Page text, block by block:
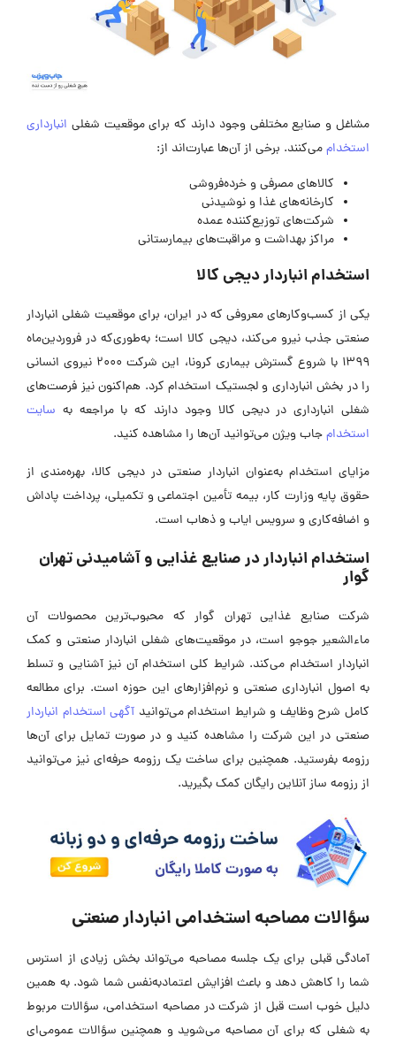
مشاغل و صنایع مختلفی وجود دارند که برای موقعیت شغلی انبارداری
استخداممی‌کنند. برخی از آن‌ها عبارت‌اند از:
کالاهای مصرفی و خرده‌فروشی
کارخانه‌های غذا و نوشیدنی
شرکت‌های توزیع‌کننده عمده
مراکز بهداشت و مراقبت‌های بیمارستانی
استخدام انباردار دیجی کالا
یکی از کسب‌و‌کارهای معروفی که در ایران، برای موقعیت شغلی انباردار
صنعتی جذب نیرو می‌کند، دیجی کالا است؛ به‌طوری‌که در فروردین‌ماه
1399 با شروع گسترش بیماری کرونا، این شرکت 2000 نیروی انسانی
را در بخش انبارداری و لجستیک استخدام کرد. هم‌اکنون نیز فرصت‌های
شغلی انبارداری در دیجی کالا وجود دارند که با مراجعه به سایت
استخدامجاب ویژن می‌توانید آن‌ها را مشاهده کنید.
مزایای استخدام به‌عنوان انباردار صنعتی در دیجی کالا، بهره‌مندی از
حقوق پایه وزارت کار، بیمه تأمین اجتماعی و تکمیلی، پرداخت پاداش
و اضافه‌کاری و سرویس ایاب و ذهاب است.
استخدام انباردار در صنایع غذایی و آشامیدنی تهران
گوار
شرکت صنایع غذایی تهران گوار که محبوب‌ترین محصولات آن
ماءالشعیر جوجو است، در موقعیت‌های شغلی انباردار صنعتی و کمک
انباردار استخدام می‌کند. شرایط کلی استخدام آن نیز آشنایی و تسلط
به اصول انبارداری صنعتی و نرم‌افزارهای این حوزه است. برای مطالعه
کامل شرح وظایف و شرایط استخدام می‌توانید آگهی‌ استخدام انباردار
صنعتی در این شرکت را مشاهده کنید و در صورت تمایل برای آن‌ها
رزومه بفرستید. همچنین برای ساخت یک رزومه حرفه‌ای نیز می‌توانید
از رزومه ساز آنلاین رایگان کمک بگیرید.
سؤالات مصاحبه استخدامی انباردار صنعتی
آمادگی قبلی برای یک جلسه مصاحبه می‌تواند بخش زیادی از استرس
شما را کاهش دهد و باعث افزایش اعتمادبه‌نفس شما شود. به همین
دلیل خوب است قبل از شرکت در مصاحبه استخدامی، سؤالات مربوط
به شغلی که برای آن مصاحبه می‌شوید و همچنین سؤالات عمومی‌ای